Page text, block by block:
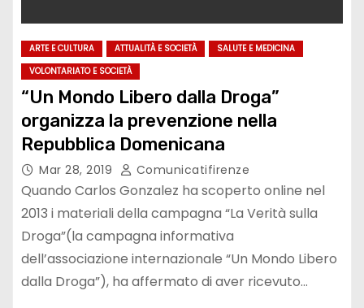
ARTE E CULTURA ATTUALITÀ E SOCIETÀ
SALUTE E MEDICINA
VOLONTARIATO E SOCIETÀ
“Un Mondo Libero dalla Droga”
organizza la prevenzione nella
Repubblica Domenicana
Mar 28, 2019 Comunicatifirenze
Quando Carlos Gonzalez ha scoperto online nel
2013 i materiali della campagna “La Verità sulla
Droga”(la campagna informativa
dell’associazione internazionale “Un Mondo Libero
dalla Droga”), ha affermato di aver ricevuto…